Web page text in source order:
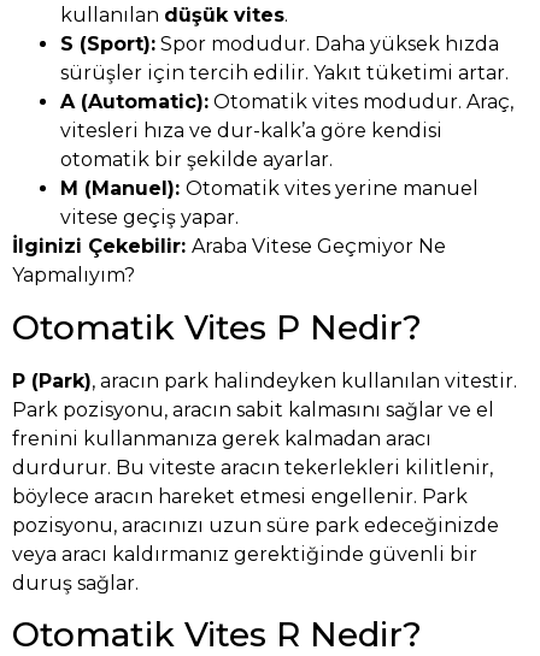
kullanılan düşük vites.
S (Sport): Spor modudur. Daha yüksek hızda
sürüşler için tercih edilir. Yakıt tüketimi artar.
A (Automatic): Otomatik vites modudur. Araç,
vitesleri hıza ve dur-kalk’a göre kendisi
otomatik bir şekilde ayarlar.
M (Manuel): Otomatik vites yerine manuel
vitese geçiş yapar.
İlginizi Çekebilir: Araba Vitese Geçmiyor Ne
Yapmalıyım?
Otomatik Vites P Nedir?
P (Park), aracın park halindeyken kullanılan vitestir.
Park pozisyonu, aracın sabit kalmasını sağlar ve el
frenini kullanmanıza gerek kalmadan aracı
durdurur. Bu viteste aracın tekerlekleri kilitlenir,
böylece aracın hareket etmesi engellenir. Park
pozisyonu, aracınızı uzun süre park edeceğinizde
veya aracı kaldırmanız gerektiğinde güvenli bir
duruş sağlar.
Otomatik Vites R Nedir?